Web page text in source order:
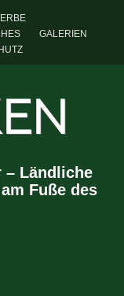
GALERIEN
– Ländliche
Fuße des